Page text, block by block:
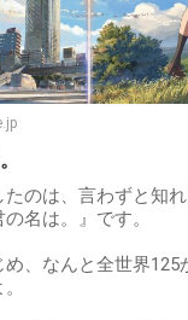
のは、言わずと知
名は。』です。
、なんと全世界125